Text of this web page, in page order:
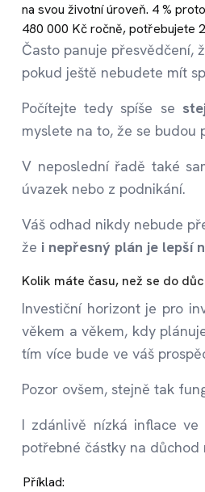
na svou životní úroveň. 4 %
480 000 Kč ročně, potřebujete
Často panuje přesvědčení,
pokud ještě nebudete mít
Počítejte tedy spíše se
myslete na to, že se budou
V neposlední řadě také
úvazek nebo z podnikání.
Váš odhad nikdy nebude
že i nepřesný plán je lepší
Kolik máte času, než se do
Investiční horizont je pro
věkem a věkem, kdy
tím více bude ve váš
Pozor ovšem, stejně tak
I zdánlivě nízká inflace
potřebné částky na
Příklad: